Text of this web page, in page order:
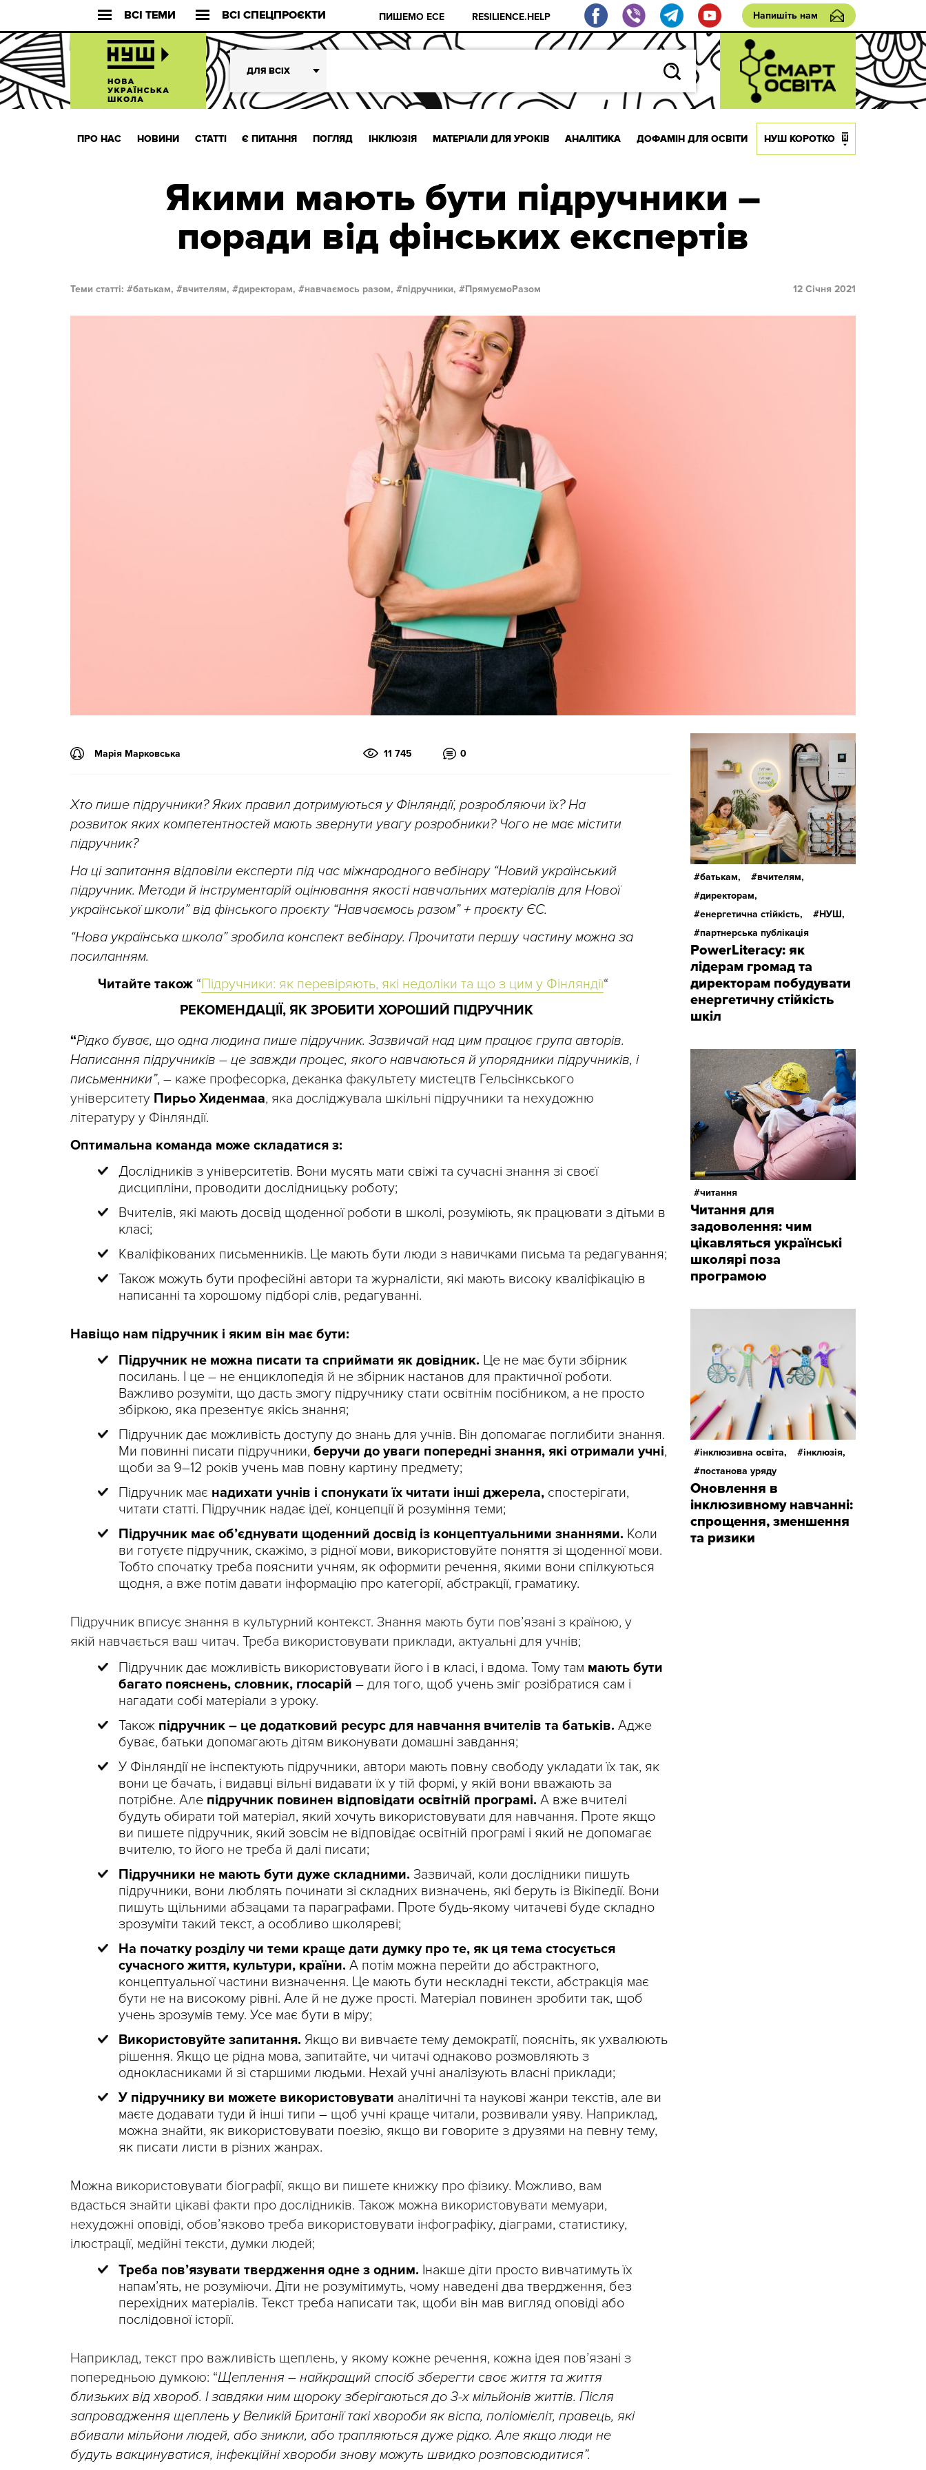
ВСІ ТЕМИ ВСІ СПЕЦПРОЄКТИ ПИШЕМО ЕСЕ RESILIENCE.HELP Напишіть нам
ДЛЯ ВСІХ
ПРО НАС НОВИНИ СТАТТІ Є ПИТАННЯ ПОГЛЯД ІНКЛЮЗІЯ МАТЕРІАЛИ ДЛЯ УРОКІВ АНАЛІТИКА ДОФАМІН ДЛЯ ОСВІТИ НУШ КОРОТКО
Якими мають бути підручники –
поради від фінських експертів
Теми статті: батькам, вчителям, директорам, навчаємось разом, підручники, ПрямуємоРазом 12 Січня 2021
Марія Марковська 11 745 0
Хто пише підручники? Яких правил дотримуються у Фінляндії, розробляючи їх? На
розвиток яких компетентностей мають звернути увагу розробники? Чого не має містити
підручник?
На ці запитання відповіли експерти під час міжнародного вебінару “Новий український
підручник. Методи й інструментарій оцінювання якості навчальних матеріалів для Нової
української школи” від фінського проєкту “Навчаємось разом” + проєкту ЄС.
“Нова українська школа” зробила конспект вебінару. Прочитати першу частину можна за
посиланням.
Читайте також “Підручники: як перевіряють, які недоліки та що з цим у Фінляндії“
РЕКОМЕНДАЦІЇ, ЯК ЗРОБИТИ ХОРОШИЙ ПІДРУЧНИК
“Рідко буває, що одна людина пише підручник. Зазвичай над цим працює група авторів.
Написання підручників – це завжди процес, якого навчаються й упорядники підручників, і
письменники”, – каже професорка, деканка факультету мистецтв Гельсінкського
університету Пирьо Хиденмаа, яка досліджувала шкільні підручники та нехудожню
літературу у Фінляндії.
Оптимальна команда може складатися з:
Дослідників з університетів. Вони мусять мати свіжі та сучасні знання зі своєї
дисципліни, проводити дослідницьку роботу;
Вчителів, які мають досвід щоденної роботи в школі, розуміють, як працювати з дітьми в
класі;
Кваліфікованих письменників. Це мають бути люди з навичками письма та редагування;
Також можуть бути професійні автори та журналісти, які мають високу кваліфікацію в
написанні та хорошому підборі слів, редагуванні.
Навіщо нам підручник і яким він має бути:
Підручник не можна писати та сприймати як довідник. Це не має бути збірник
посилань. І це – не енциклопедія й не збірник настанов для практичної роботи.
Важливо розуміти, що дасть змогу підручнику стати освітнім посібником, а не просто
збіркою, яка презентує якісь знання;
Підручник дає можливість доступу до знань для учнів. Він допомагає поглибити знання.
Ми повинні писати підручники, беручи до уваги попередні знання, які отримали учні,
щоби за 9–12 років учень мав повну картину предмету;
Підручник має надихати учнів і спонукати їх читати інші джерела, спостерігати,
читати статті. Підручник надає ідеї, концепції й розуміння теми;
Підручник має об’єднувати щоденний досвід із концептуальними знаннями. Коли
ви готуєте підручник, скажімо, з рідної мови, використовуйте поняття зі щоденної мови.
Тобто спочатку треба пояснити учням, як оформити речення, якими вони спілкуються
щодня, а вже потім давати інформацію про категорії, абстракції, граматику.
Підручник вписує знання в культурний контекст. Знання мають бути пов’язані з країною, у
якій навчається ваш читач. Треба використовувати приклади, актуальні для учнів;
Підручник дає можливість використовувати його і в класі, і вдома. Тому там мають бути
багато пояснень, словник, глосарій – для того, щоб учень зміг розібратися сам і
нагадати собі матеріали з уроку.
Також підручник – це додатковий ресурс для навчання вчителів та батьків. Адже
буває, батьки допомагають дітям виконувати домашні завдання;
У Фінляндії не інспектують підручники, автори мають повну свободу укладати їх так, як
вони це бачать, і видавці вільні видавати їх у тій формі, у якій вони вважають за
потрібне. Але підручник повинен відповідати освітній програмі. А вже вчителі
будуть обирати той матеріал, який хочуть використовувати для навчання. Проте якщо
ви пишете підручник, який зовсім не відповідає освітній програмі і який не допомагає
вчителю, то його не треба й далі писати;
Підручники не мають бути дуже складними. Зазвичай, коли дослідники пишуть
підручники, вони люблять починати зі складних визначень, які беруть із Вікіпедії. Вони
пишуть щільними абзацами та параграфами. Проте будь-якому читачеві буде складно
зрозуміти такий текст, а особливо школяреві;
На початку розділу чи теми краще дати думку про те, як ця тема стосується
сучасного життя, культури, країни. А потім можна перейти до абстрактного,
концептуальної частини визначення. Це мають бути нескладні тексти, абстракція має
бути не на високому рівні. Але й не дуже прості. Матеріал повинен зробити так, щоб
учень зрозумів тему. Усе має бути в міру;
Використовуйте запитання. Якщо ви вивчаєте тему демократії, поясніть, як ухвалюють
рішення. Якщо це рідна мова, запитайте, чи читачі однаково розмовляють з
однокласниками й зі старшими людьми. Нехай учні аналізують власні приклади;
У підручнику ви можете використовувати аналітичні та наукові жанри текстів, але ви
маєте додавати туди й інші типи – щоб учні краще читали, розвивали уяву. Наприклад,
можна знайти, як використовувати поезію, якщо ви говорите з друзями на певну тему,
як писати листи в різних жанрах.
Можна використовувати біографії, якщо ви пишете книжку про фізику. Можливо, вам
вдасться знайти цікаві факти про дослідників. Також можна використовувати мемуари,
нехудожні оповіді, обов’язково треба використовувати інфографіку, діаграми, статистику,
ілюстрації, медійні тексти, думки людей;
Треба пов’язувати твердження одне з одним. Інакше діти просто вивчатимуть їх
напам’ять, не розуміючи. Діти не розумітимуть, чому наведені два твердження, без
перехідних матеріалів. Текст треба написати так, щоби він мав вигляд оповіді або
послідовної історії.
Наприклад, текст про важливість щеплень, у якому кожне речення, кожна ідея пов’язані з
попередньою думкою: “Щеплення – найкращий спосіб зберегти своє життя та життя
близьких від хвороб. І завдяки ним щороку зберігаються до 3-х мільйонів життів. Після
запровадження щеплень у Великій Британії такі хвороби як віспа, поліомієліт, правець, які
вбивали мільйони людей, або зникли, або трапляються дуже рідко. Але якщо люди не
будуть вакцинуватися, інфекційні хвороби знову можуть швидко розповсюдитися”.
батькам,
вчителям,
директорам,
енергетична стійкість,
НУШ,
партнерська публікація
PowerLiteracy: як
лідерам громад та
директорам побудувати
енергетичну стійкість
шкіл
читання
Читання для
задоволення: чим
цікавляться українські
школярі поза
програмою
інклюзивна освіта,
інклюзія,
постанова уряду
Оновлення в
інклюзивному навчанні:
спрощення, зменшення
та ризики